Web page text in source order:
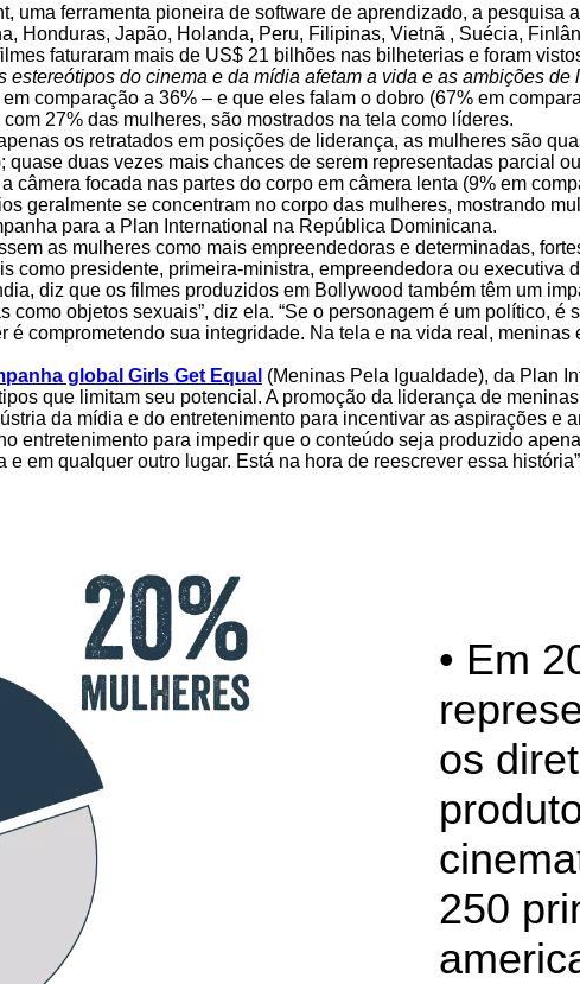
uma ferramenta pioneira de software de aprendizado, a
Honduras, Japão, Holanda, Peru, Filipinas, Vietnã , Suécia,
faturaram mais de US$ 21 bilhões nas bilheterias e foram
estereótipos do cinema e da mídia afetam a vida e as ambições
comparação a 36% – e que eles falam o dobro (67% em
27% das mulheres, são mostrados na tela como líderes.
os retratados em posições de liderança, as mulheres são
quase duas vezes mais chances de serem representadas parcial
câmera focada nas partes do corpo em câmera lenta (9% em
geralmente se concentram no corpo das mulheres, mostrando
para a Plan International na República Dominicana.
as mulheres como mais empreendedoras e determinadas,
como presidente, primeira-ministra, empreendedora ou executiva
diz que os filmes produzidos em Bollywood também têm um
como objetos sexuais”, diz ela. “Se o personagem é um político,
é comprometendo sua integridade. Na tela e na vida real,
global Girls Get Equal (Meninas Pela Igualdade), da Plan
que limitam seu potencial. A promoção da liderança de
da mídia e do entretenimento para incentivar as aspirações e
entretenimento para impedir que o conteúdo seja produzido
em qualquer outro lugar. Está na hora de reescrever essa
• Em
os
250